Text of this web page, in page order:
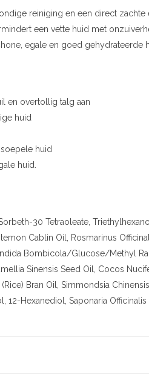
reiniging en een direct
een vette huid met
egale en goed gehydrateerde
en overtollig talg aan
huid
huid
huid.
30 Tetraoleate,
Cablin Oil, Rosmarinus
Bombicola/Glucose/Methyl
Sinensis Seed Oil, Cocos
Bran Oil, Simmondsia
12-Hexanediol, Saponaria